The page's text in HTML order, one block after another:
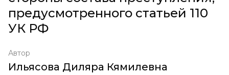
предусмотренного статьей 110
УК РФ
Автор
Ильясова Диляра Кямилевна